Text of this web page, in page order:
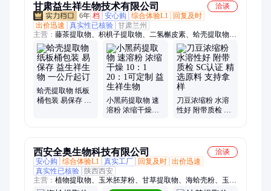
甘肃益生祥生物技术有限公司
洽谈
6年 档 安心购 综合体验L1
回复及时
出价迅速
真实性已核验 甘肃兰州
主营： 藤茶提取物、枳椇子提取物、二氢槲皮素、蛤壳提取物、
槲皮素、地龙蛋白肽、马齿苋提取物、甘草提取物、黄芪粉、罗
汉果粉、鱼腥草提取物、淡竹叶提取物、竹叶黄酮、葛根提取
物、玉米低聚肽、酸枣仁提取物、荷叶提取物、人参提取物、蒲
公英提取物、益智仁提取物、桑叶提取物、阿胶粉、麦芽提取物
蛤壳提取物 纸板
桶包装 易保存 益
小黑药提取物 速
溶粉 浓缩干燥
刀豆浓缩粉 水溶
性好 附带质检 SC
西安全奥生物科技有限公司
洽谈
安心购
综合体验L1 真实工厂 回复及时 出价迅速
真实性已核验
陕西西安
主营： 植物提取物、玉米胚芽粉、甘草提取物、海蛤壳粉、玉米